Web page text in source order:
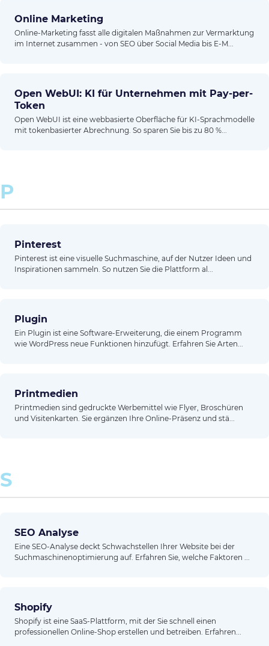
Online Marketing
Online-Marketing fasst alle digitalen Maßnahmen zur Vermarktung
im Internet zusammen - von SEO über Social Media bis E-M...
Open WebUI: KI für Unternehmen mit Pay-per-
Token
Open WebUI ist eine webbasierte Oberfläche für KI-Sprachmodelle
mit tokenbasierter Abrechnung. So sparen Sie bis zu 80 %...
P
Pinterest
Pinterest ist eine visuelle Suchmaschine, auf der Nutzer Ideen und
Inspirationen sammeln. So nutzen Sie die Plattform al...
Plugin
Ein Plugin ist eine Software-Erweiterung, die einem Programm
wie WordPress neue Funktionen hinzufügt. Erfahren Sie Arten...
Printmedien
Printmedien sind gedruckte Werbemittel wie Flyer, Broschüren
und Visitenkarten. Sie ergänzen Ihre Online-Präsenz und stä...
S
SEO Analyse
Eine SEO-Analyse deckt Schwachstellen Ihrer Website bei der
Suchmaschinenoptimierung auf. Erfahren Sie, welche Faktoren ...
Shopify
Shopify ist eine SaaS-Plattform, mit der Sie schnell einen
professionellen Online-Shop erstellen und betreiben. Erfahren...